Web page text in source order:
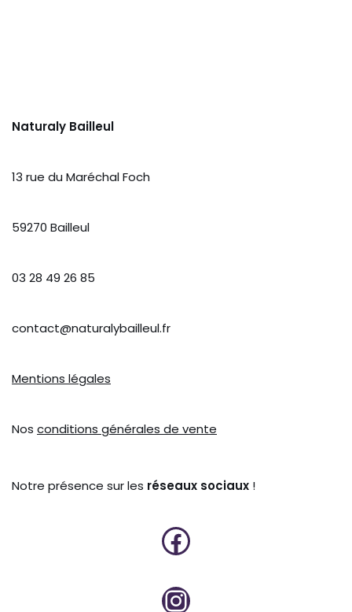
Naturaly Bailleul
13 rue du Maréchal Foch
59270 Bailleul
03 28 49 26 85
contact@naturalybailleul.fr
Mentions légales
Nos conditions générales de vente
Notre présence sur les réseaux sociaux !